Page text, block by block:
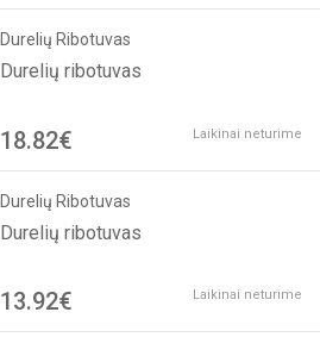
Durelių Ribotuvas
Durelių ribotuvas
18.82€ Laikinai neturime
Durelių Ribotuvas
Durelių ribotuvas
13.92€ Laikinai neturime